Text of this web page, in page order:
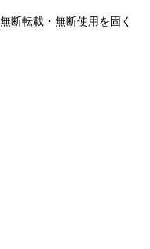
断転載・無断使用を固く